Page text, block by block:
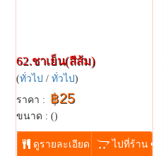
62.ชาเย็น(สีส้ม)
(ทั่วไป / ทั่วไป)
ราคา : ฿25
ขนาด : ()
...
ดูรายละเอียด ไปที่ร้าน